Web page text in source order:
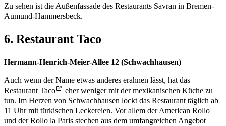
Zu sehen ist die Außenfassade des Restaurants Savran in Bremen-
Aumund-Hammersbeck.
6. Restaurant Taco
Hermann-Henrich-Meier-Allee 12 (Schwachhausen)
Auch wenn der Name etwas anderes erahnen lässt, hat das
Restaurant Taco
eher weniger mit der mexikanischen Küche zu
tun. Im Herzen von Schwachhausen lockt das Restaurant täglich ab
11 Uhr mit türkischen Leckereien. Vor allem der American Rollo
und der Rollo la Paris stechen aus dem umfangreichen Angebot